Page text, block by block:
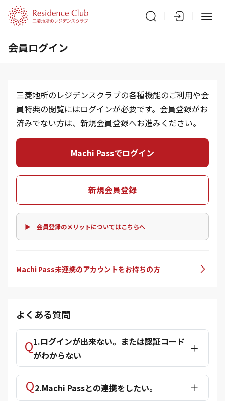
会員ログイン
三菱地所のレジデンスクラブの各種機能のご利用や会
員特典の閲覧にはログインが必要です。会員登録がお
済みでない方は、新規会員登録へお進みください。
Machi Passでログイン
新規会員登録
▶ 会員登録のメリットについてはこちらへ
Machi Pass未連携のアカウントをお持ちの方
よくある質問
1.ログインが出来ない。または認証コード
がわからない
2.Machi Passとの連携をしたい。